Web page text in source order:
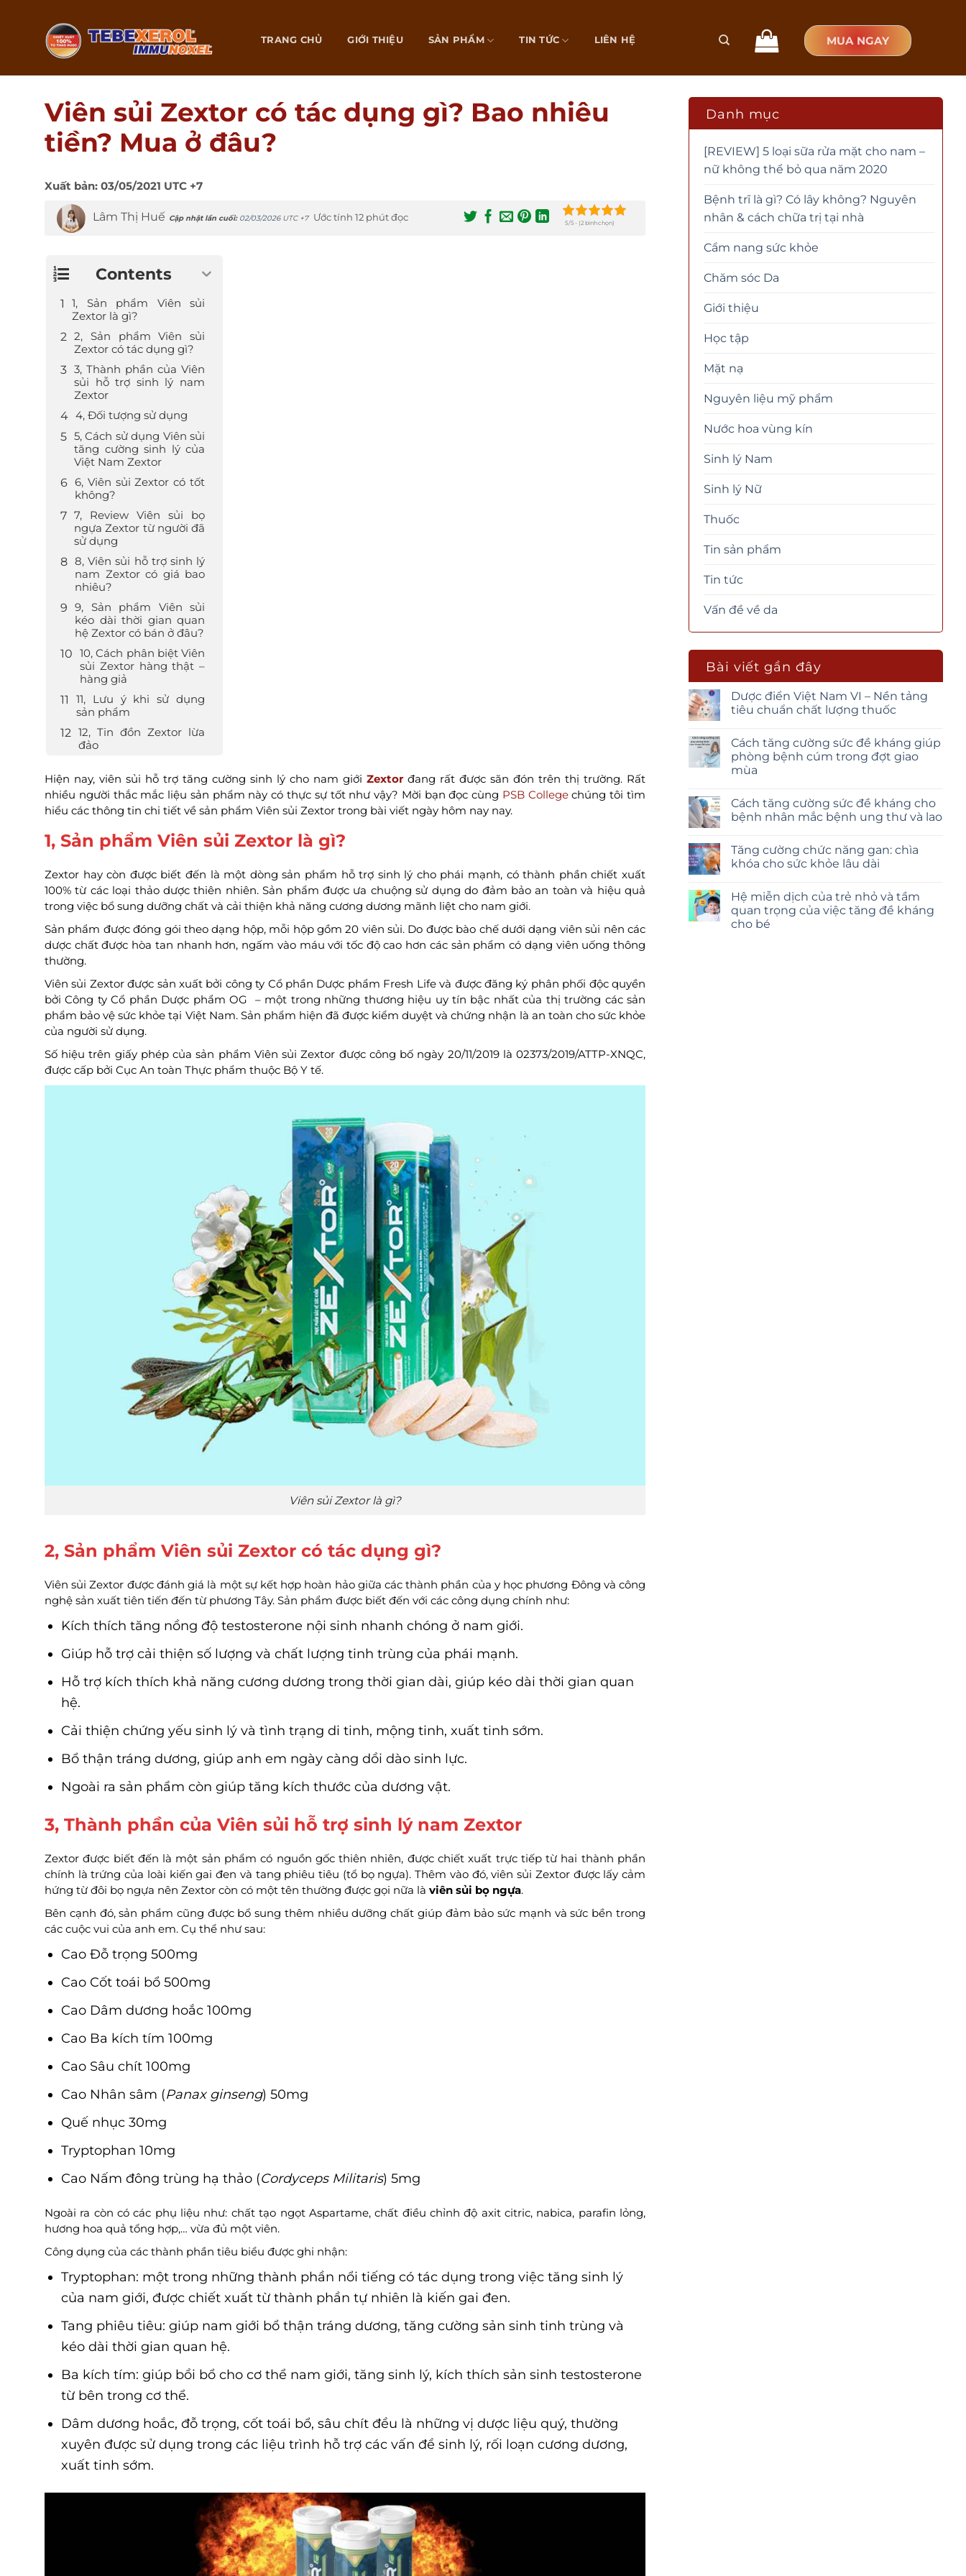
TRANG CHỦ GIỚI THIỆU SẢN PHẨM TIN TỨC LIÊN HỆ MUA NGAY
Viên sủi Zextor có tác dụng gì? Bao nhiêu
tiền? Mua ở đâu?
Xuất bản: 03/05/2021 UTC +7
Lâm Thị Huế Cập nhật lần cuối: 02/03/2026UTC +7 Ước tính 12 phút đọc 5/5 - (2 bình chọn)
Contents
1, Sản phẩm Viên sủi
Zextor là gì?
2, Sản phẩm Viên sủi
Zextor có tác dụng gì?
3, Thành phần của Viên
sủi hỗ trợ sinh lý nam
Zextor
4, Đối tượng sử dụng
5, Cách sử dụng Viên sủi
tăng cường sinh lý của
Việt Nam Zextor
6, Viên sủi Zextor có tốt
không?
7, Review Viên sủi bọ
ngựa Zextor từ người đã
sử dụng
8, Viên sủi hỗ trợ sinh lý
nam Zextor có giá bao
nhiêu?
9, Sản phẩm Viên sủi
kéo dài thời gian quan
hệ Zextor có bán ở đâu?
10, Cách phân biệt Viên
sủi Zextor hàng thật –
hàng giả
11, Lưu ý khi sử dụng
sản phẩm
12, Tin đồn Zextor lừa
đảo
Hiện nay, viên sủi hỗ trợ tăng cường sinh lý cho nam giới Zextor đang rất được săn đón trên thị trường. Rất
nhiều người thắc mắc liệu sản phẩm này có thực sự tốt như vậy? Mời bạn đọc cùng PSB Collegechúng tôi tìm
hiểu các thông tin chi tiết về sản phẩm Viên sủi Zextor trong bài viết ngày hôm nay nay.
1, Sản phẩm Viên sủi Zextor là gì?
Zextor hay còn được biết đến là một dòng sản phẩm hỗ trợ sinh lý cho phái mạnh, có thành phần chiết xuất
100% từ các loại thảo dược thiên nhiên. Sản phẩm được ưa chuộng sử dụng do đảm bảo an toàn và hiệu quả
trong việc bổ sung dưỡng chất và cải thiện khả năng cương dương mãnh liệt cho nam giới.
Sản phẩm được đóng gói theo dạng hộp, mỗi hộp gồm 20 viên sủi. Do được bào chế dưới dạng viên sủi nên các
dược chất được hòa tan nhanh hơn, ngấm vào máu với tốc độ cao hơn các sản phẩm có dạng viên uống thông
thường.
Viên sủi Zextor được sản xuất bởi công ty Cổ phần Dược phẩm Fresh Life và được đăng ký phân phối độc quyền
bởi Công ty Cổ phần Dược phẩm OG – một trong những thương hiệu uy tín bậc nhất của thị trường các sản
phẩm bảo vệ sức khỏe tại Việt Nam. Sản phẩm hiện đã được kiểm duyệt và chứng nhận là an toàn cho sức khỏe
của người sử dụng.
Số hiệu trên giấy phép của sản phẩm Viên sủi Zextor được công bố ngày 20/11/2019 là 02373/2019/ATTP-XNQC,
được cấp bởi Cục An toàn Thực phẩm thuộc Bộ Y tế.
Viên sủi Zextor là gì?
2, Sản phẩm Viên sủi Zextor có tác dụng gì?
Viên sủi Zextor được đánh giá là một sự kết hợp hoàn hảo giữa các thành phần của y học phương Đông và công
nghệ sản xuất tiên tiến đến từ phương Tây. Sản phẩm được biết đến với các công dụng chính như:
Kích thích tăng nồng độ testosterone nội sinh nhanh chóng ở nam giới.
Giúp hỗ trợ cải thiện số lượng và chất lượng tinh trùng của phái mạnh.
Hỗ trợ kích thích khả năng cương dương trong thời gian dài, giúp kéo dài thời gian quan
hệ.
Cải thiện chứng yếu sinh lý và tình trạng di tinh, mộng tinh, xuất tinh sớm.
Bổ thận tráng dương, giúp anh em ngày càng dồi dào sinh lực.
Ngoài ra sản phẩm còn giúp tăng kích thước của dương vật.
3, Thành phần của Viên sủi hỗ trợ sinh lý nam Zextor
Zextor được biết đến là một sản phẩm có nguồn gốc thiên nhiên, được chiết xuất trực tiếp từ hai thành phần
chính là trứng của loài kiến gai đen và tang phiêu tiêu (tổ bọ ngựa). Thêm vào đó, viên sủi Zextor được lấy cảm
hứng từ đôi bọ ngựa nên Zextor còn có một tên thường được gọi nữa là viên sủi bọ ngựa.
Bên cạnh đó, sản phẩm cũng được bổ sung thêm nhiều dưỡng chất giúp đảm bảo sức mạnh và sức bền trong
các cuộc vui của anh em. Cụ thể như sau:
Cao Đỗ trọng 500mg
Cao Cốt toái bổ 500mg
Cao Dâm dương hoắc 100mg
Cao Ba kích tím 100mg
Cao Sâu chít 100mg
Cao Nhân sâm (Panax ginseng) 50mg
Quế nhục 30mg
Tryptophan 10mg
Cao Nấm đông trùng hạ thảo (Cordyceps Militaris) 5mg
Ngoài ra còn có các phụ liệu như: chất tạo ngọt Aspartame, chất điều chỉnh độ axit citric, nabica, parafin lỏng,
hương hoa quả tổng hợp,… vừa đủ một viên.
Công dụng của các thành phần tiêu biểu được ghi nhận:
Tryptophan: một trong những thành phần nổi tiếng có tác dụng trong việc tăng sinh lý
của nam giới, được chiết xuất từ thành phần tự nhiên là kiến gai đen.
Tang phiêu tiêu: giúp nam giới bổ thận tráng dương, tăng cường sản sinh tinh trùng và
kéo dài thời gian quan hệ.
Ba kích tím: giúp bồi bổ cho cơ thể nam giới, tăng sinh lý, kích thích sản sinh testosterone
từ bên trong cơ thể.
Dâm dương hoắc, đỗ trọng, cốt toái bổ, sâu chít đều là những vị dược liệu quý, thường
xuyên được sử dụng trong các liệu trình hỗ trợ các vấn đề sinh lý, rối loạn cương dương,
xuất tinh sớm.
Danh mục
[REVIEW] 5 loại sữa rửa mặt cho nam –
nữ không thể bỏ qua năm 2020
Bệnh trĩ là gì? Có lây không? Nguyên
nhân & cách chữa trị tại nhà
Cẩm nang sức khỏe
Chăm sóc Da
Giới thiệu
Học tập
Mặt nạ
Nguyên liệu mỹ phẩm
Nước hoa vùng kín
Sinh lý Nam
Sinh lý Nữ
Thuốc
Tin sản phẩm
Tin tức
Vấn đề về da
Bài viết gần đây
Dược điển Việt Nam VI – Nền tảng
tiêu chuẩn chất lượng thuốc
Cách tăng cường sức đề kháng giúp
phòng bệnh cúm trong đợt giao
mùa
Cách tăng cường sức đề kháng cho
bệnh nhân mắc bệnh ung thư và lao
Tăng cường chức năng gan: chìa
khóa cho sức khỏe lâu dài
Hệ miễn dịch của trẻ nhỏ và tầm
quan trọng của việc tăng đề kháng
cho bé